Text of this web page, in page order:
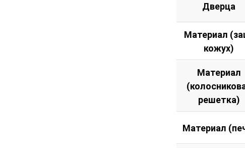
Дверца
Материал
кожух)
Материал
решетка)
Материал